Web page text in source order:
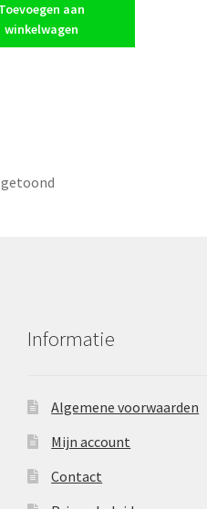
Toevoegen aan
winkelwagen
Informatie
Algemene voorwaarden
Mijn account
Contact